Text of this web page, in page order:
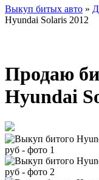
Выкуп битых авто »
Hyundai Solaris 2012
Продаю
Hyundai